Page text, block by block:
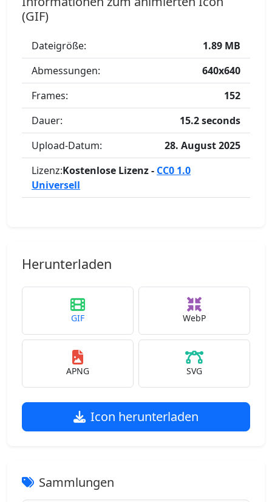
(GIF)
Dateigröße:
1.89 MB
Abmessungen:
640x640
Frames:
152
Dauer:
15.2 seconds
Upload-Datum:
28. August 2025
Lizenz:Kostenlose Lizenz - CC0 1.0
Universell
Herunterladen
GIF WebP
APNG SVG
Icon herunterladen
Sammlungen